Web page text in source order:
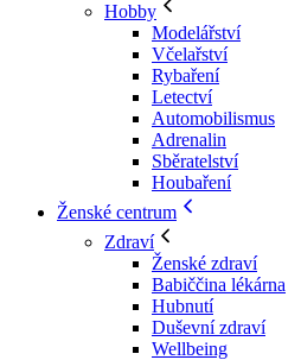
Hobby
Modelářství
Včelařství
Rybaření
Letectví
Automobilismus
Adrenalin
Sběratelství
Houbaření
Ženské centrum
Zdraví
Ženské zdraví
Babiččina lékárna
Hubnutí
Duševní zdraví
Wellbeing